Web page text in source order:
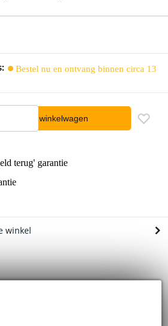
Bestel nu en ontvang binnen circa 13
In winkelwagen
terug' garantie
winkel